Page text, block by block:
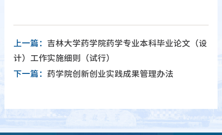
上一篇： 吉林大学药学院药学专业本科毕业论文（设
计）工作实施细则（试行）
下一篇： 药学院创新创业实践成果管理办法